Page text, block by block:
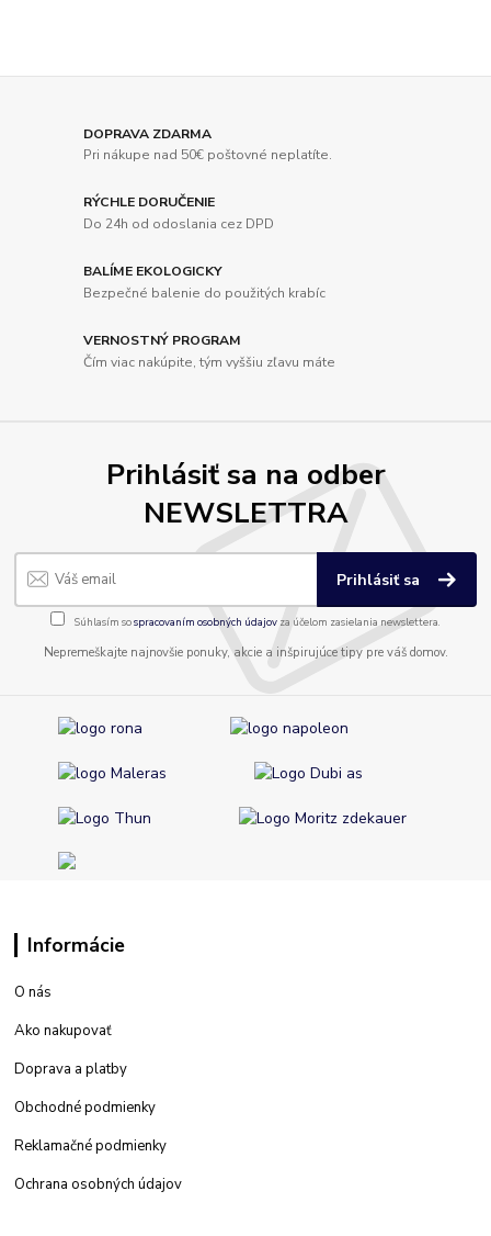
DOPRAVA ZDARMA
Pri nákupe nad 50€ poštovné neplatíte.
RÝCHLE DORUČENIE
Do 24h od odoslania cez DPD
BALÍME EKOLOGICKY
Bezpečné balenie do použitých krabíc
VERNOSTNÝ PROGRAM
Čím viac nakúpite, tým vyššiu zľavu máte
Prihlásiť sa na odber
NEWSLETTRA
Prihlásiť sa
Súhlasím sospracovaním osobných údajov za účelom zasielania newslettera.
Nepremeškajte najnovšie ponuky, akcie a inšpirujúce tipy pre váš domov.
Informácie
O nás
Ako nakupovať
Doprava a platby
Obchodné podmienky
Reklamačné podmienky
Ochrana osobných údajov